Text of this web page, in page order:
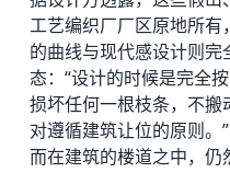
工艺编织厂厂区原地所
的曲线与现代感设计则完
态：“设计的时候是完全
损坏任何一根枝条，不
对遵循建筑让位的原则。”
而在建筑的楼道之中，